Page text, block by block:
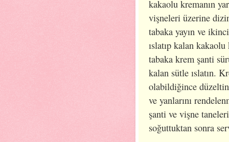
kakaolu kremanın
vişneleri üzerine
tabaka yayın ve
ıslatıp kalan
tabaka krem şanti
kalan sütle ıslatın.
olabildiğince
ve yanlarını
şanti ve vişne
soğuttuktan sonra